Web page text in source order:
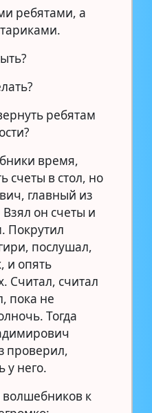
ребятами, а
ребятам
время,
счеты в стол, но
главный из
он счеты и
Покрутил
послушал,
и опять
Считал, считал
пока не
Тогда
проверил,
у него.
к